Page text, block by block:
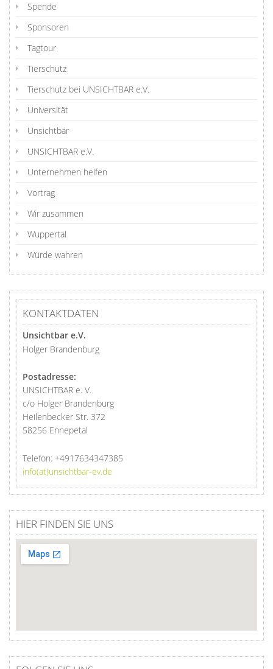
Spende
Sponsoren
Tagtour
Tierschutz
Tierschutz bei UNSICHTBAR e.V.
Universität
Unsichtbär
UNSICHTBAR e.V.
Unternehmen helfen
Vortrag
Wir zusammen
Wuppertal
Würde wahren
KONTAKTDATEN
Unsichtbar e.V.
Holger Brandenburg
Postadresse:
UNSICHTBAR e. V.
c/o Holger Brandenburg
Heilenbecker Str. 372
58256 Ennepetal
Telefon: +4917634347385
info(at)unsichtbar-ev.de
HIER FINDEN SIE UNS